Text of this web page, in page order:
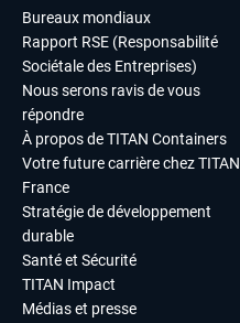
Bureaux mondiaux
Rapport RSE (Responsabilité
Sociétale des Entreprises)
Nous serons ravis de vous
répondre
À propos de TITAN Containers
Votre future carrière chez TITAN
France
Stratégie de développement
durable
Santé et Sécurité
TITAN Impact
Médias et presse